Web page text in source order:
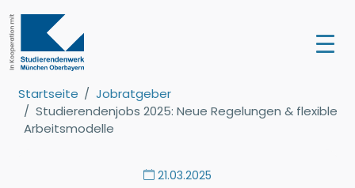
Startseite
Jobratgeber
Studierendenjobs 2025: Neue Regelungen & flexible
Arbeitsmodelle
21.03.2025